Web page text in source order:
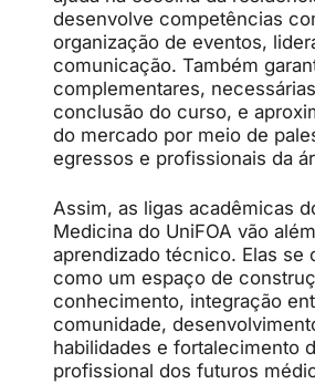
desenvolve competências
organização de eventos,
comunicação. Também
complementares,
conclusão do curso, e
do mercado por meio de
egressos e profissionais da
Assim, as ligas acadêmicas
Medicina do UniFOA vão
aprendizado técnico. Elas se
como um espaço de
conhecimento, integração
comunidade,
habilidades e fortalecimento
profissional dos futuros